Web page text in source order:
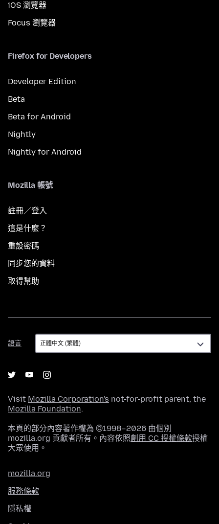
iOS 瀏覽器
Focus 瀏覽器
Firefox for Developers
Developer Edition
Beta
Beta for Android
Nightly
Nightly for Android
Mozilla 帳號
註冊／登入
這是什麼？
重設密碼
同步您的資料
取得幫助
語言
語
言
Visit Mozilla Corporation's not-for-profit parent, the
Mozilla Foundation.
本頁的部分內容著作權為 ©1998–2026 由個別
mozilla.org 貢獻者所有。內容依照創用 CC 授權條款授權
大眾使用。
mozilla.org
服務條款
隱私權